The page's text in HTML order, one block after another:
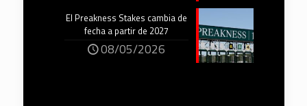
El Preakness Stakes cambia de
fecha a partir de 2027
08/05/2026